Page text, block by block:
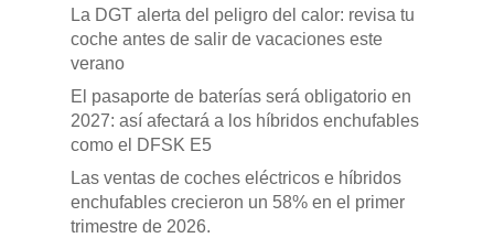
La DGT alerta del peligro del calor: revisa tu
coche antes de salir de vacaciones este
verano
El pasaporte de baterías será obligatorio en
2027: así afectará a los híbridos enchufables
como el DFSK E5
Las ventas de coches eléctricos e híbridos
enchufables crecieron un 58% en el primer
trimestre de 2026.